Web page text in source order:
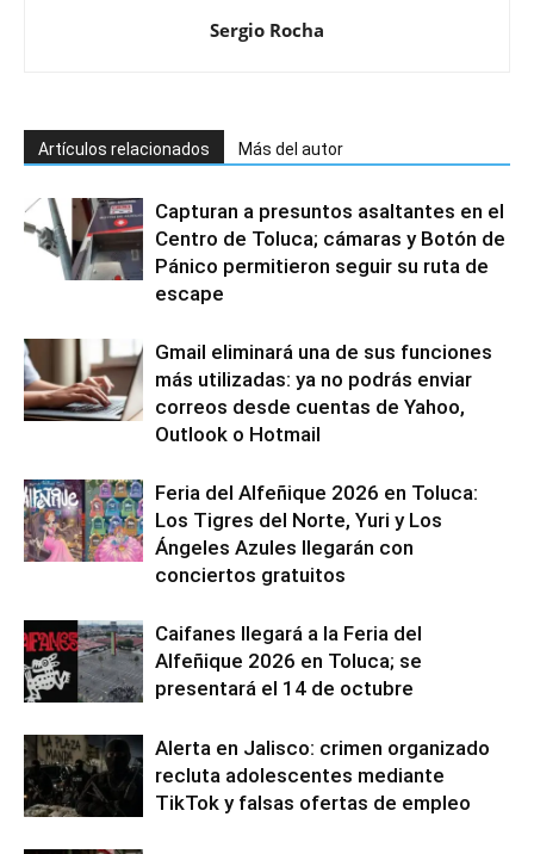
Sergio Rocha
Artículos relacionados Más del autor
Capturan a presuntos asaltantes en el
Centro de Toluca; cámaras y Botón de
Pánico permitieron seguir su ruta de
escape
Gmail eliminará una de sus funciones
más utilizadas: ya no podrás enviar
correos desde cuentas de Yahoo,
Outlook o Hotmail
Feria del Alfeñique 2026 en Toluca:
Los Tigres del Norte, Yuri y Los
Ángeles Azules llegarán con
conciertos gratuitos
Caifanes llegará a la Feria del
Alfeñique 2026 en Toluca; se
presentará el 14 de octubre
Alerta en Jalisco: crimen organizado
recluta adolescentes mediante
TikTok y falsas ofertas de empleo